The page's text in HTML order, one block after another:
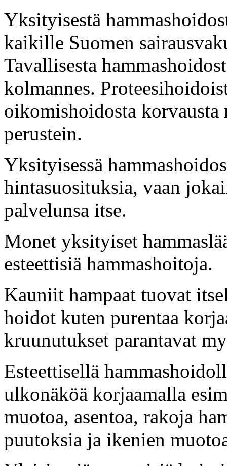
Yksityisestä
kaikille Suomen
Tavallisesta
kolmannes.
oikomishoidosta
perustein.
Yksityisessä
hintasuosituksia, vaan
palvelunsa itse.
Monet yksityiset
esteettisiä hammashoitoja.
Kauniit hampaat tuovat
hoidot kuten purentaa
kruunutukset parantavat
Esteettisellä
ulkonäköä korjaamalla
muotoa, asentoa, rakoja
puutoksia ja ikenien